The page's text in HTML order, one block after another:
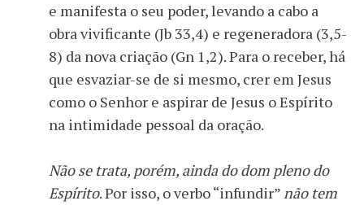
e manifesta o seu poder, levando a cabo a
obra vivificante (Jb 33,4) e regeneradora (3,5-
8) da nova criação (Gn 1,2). Para o receber, há
que esvaziar-se de si mesmo, crer em Jesus
como o Senhor e aspirar de Jesus o Espírito
na intimidade pessoal da oração.
Não se trata, porém, ainda do dom pleno do
Espírito. Por isso, o verbo “infundir”não tem